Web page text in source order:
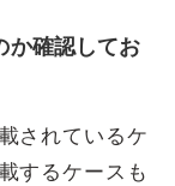
か確認してお
されているケ
するケースも